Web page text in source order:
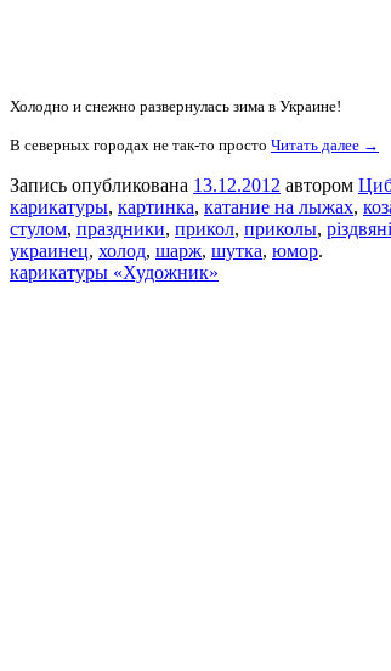
Холодно и снежно развернулась зима в Украине!
В северных городах не так-то просто Читать далее →
Запись опубликована 13.12.2012 автором
карикатуры, картинка, катание на лыжах,
стулом, праздники, прикол, приколы,
украинец, холод, шарж, шутка, юмор.
карикатуры «Художник»